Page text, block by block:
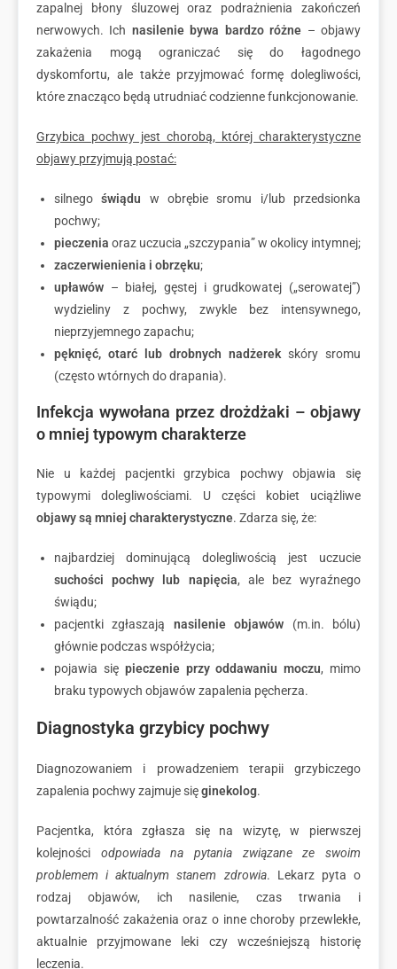
zapalnej błony śluzowej oraz podrażnienia zakończeń
nerwowych. Ich nasilenie bywa bardzo różne – objawy
zakażenia mogą ograniczać się do łagodnego
dyskomfortu, ale także przyjmować formę dolegliwości,
które znacząco będą utrudniać codzienne funkcjonowanie.
Grzybica pochwy jest chorobą, której charakterystyczne
objawy przyjmują postać:
silnego świądu w obrębie sromu i/lub przedsionka
pochwy;
pieczenia oraz uczucia „szczypania” w okolicy intymnej;
zaczerwienienia i obrzęku;
upławów – białej, gęstej i grudkowatej („serowatej”)
wydzieliny z pochwy, zwykle bez intensywnego,
nieprzyjemnego zapachu;
pęknięć, otarć lub drobnych nadżerek skóry sromu
(często wtórnych do drapania).
Infekcja wywołana przez drożdżaki – objawy
o mniej typowym charakterze
Nie u każdej pacjentki grzybica pochwy objawia się
typowymi dolegliwościami. U części kobiet uciążliwe
objawy są mniej charakterystyczne. Zdarza się, że:
najbardziej dominującą dolegliwością jest uczucie
suchości pochwy lub napięcia, ale bez wyraźnego
świądu;
pacjentki zgłaszają nasilenie objawów (m.in. bólu)
głównie podczas współżycia;
pojawia się pieczenie przy oddawaniu moczu, mimo
braku typowych objawów zapalenia pęcherza.
Diagnostyka grzybicy pochwy
Diagnozowaniem i prowadzeniem terapii grzybiczego
zapalenia pochwy zajmuje sięginekolog.
Pacjentka, która zgłasza się na wizytę, w pierwszej
kolejności odpowiada na pytania związane ze swoim
problemem i aktualnym stanem zdrowia. Lekarz pyta o
rodzaj objawów, ich nasilenie, czas trwania i
powtarzalność zakażenia oraz o inne choroby przewlekłe,
aktualnie przyjmowane leki czy wcześniejszą historię
leczenia.